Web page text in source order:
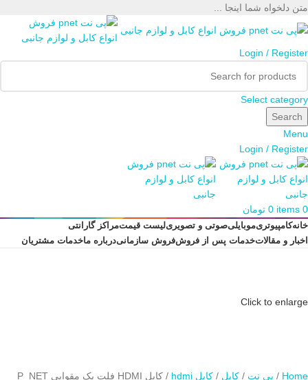
متن دلخواه شما اینجا ...
Login / Register
Select category
Search
Menu
Login / Register
0
items
0 تومان
خانهکامپیوتریموبایلیصوتی و تصویریلیست قیمتمراکز گارانتی
اخبار و مقالاتخدمات پس از فروشفروش سازمانیدرباره ماخدمات مشتریان
Click to enlarge
Home پی نت کابل کابل hdmi
کابل HDMI فلت پک مقوایی P_NET